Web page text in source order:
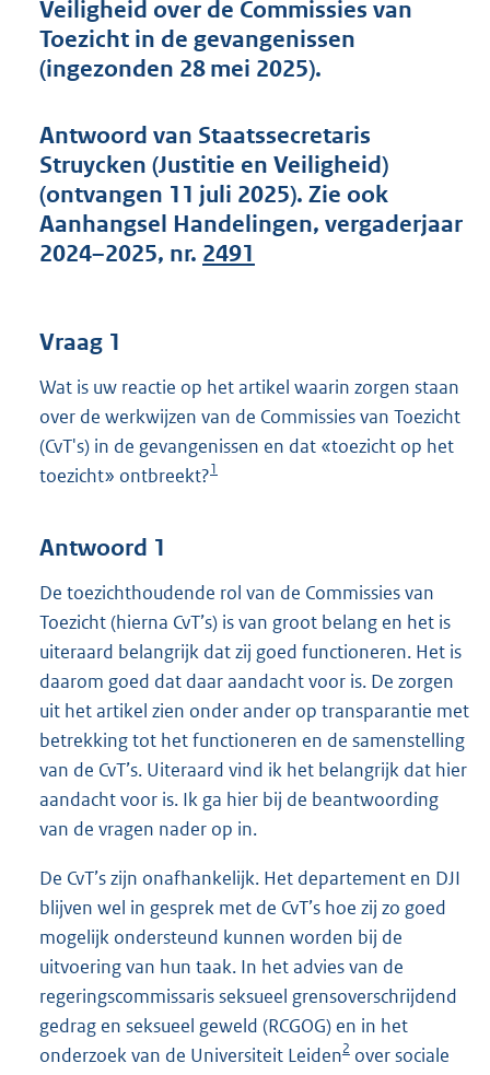
g
r
o
e
:
4
7
Veiligheid over de Commissies van
Toezicht in de gevangenissen
(ingezonden 28 mei 2025).
Antwoord van Staatssecretaris
Struycken (Justitie en Veiligheid)
(ontvangen 11 juli 2025). Zie ook
Aanhangsel Handelingen, vergaderjaar
2024–2025, nr. 2491
Vraag 1
Wat is uw reactie op het artikel waarin zorgen staan
over de werkwijzen van de Commissies van Toezicht
(CvT's) in de gevangenissen en dat «toezicht op het
toezicht» ontbreekt?1
Antwoord 1
De toezichthoudende rol van de Commissies van
Toezicht (hierna CvT’s) is van groot belang en het is
uiteraard belangrijk dat zij goed functioneren. Het is
daarom goed dat daar aandacht voor is. De zorgen
uit het artikel zien onder ander op transparantie met
betrekking tot het functioneren en de samenstelling
van de CvT’s. Uiteraard vind ik het belangrijk dat hier
aandacht voor is. Ik ga hier bij de beantwoording
van de vragen nader op in.
De CvT’s zijn onafhankelijk. Het departement en DJI
blijven wel in gesprek met de CvT’s hoe zij zo goed
mogelijk ondersteund kunnen worden bij de
uitvoering van hun taak. In het advies van de
regeringscommissaris seksueel grensoverschrijdend
gedrag en seksueel geweld (RCGOG) en in het
onderzoek van de Universiteit Leiden2 over sociale